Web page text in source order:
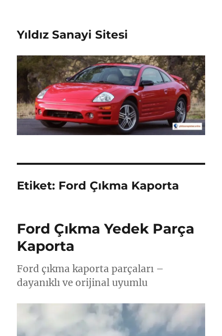
Yıldız Sanayi Sitesi
Etiket: Ford Çıkma Kaporta
Ford Çıkma Yedek Parça
Kaporta
Ford çıkma kaporta parçaları –
dayanıklı ve orijinal uyumlu